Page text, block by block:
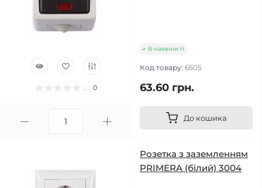
0
В наявності
Код товару: 6505
63.60 грн.
До кошика
Розетка з заземленням
PRIMERA (білий) 3004